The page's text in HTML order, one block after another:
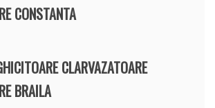
CONSTANTA
CLARVAZATOARE
BRAILA